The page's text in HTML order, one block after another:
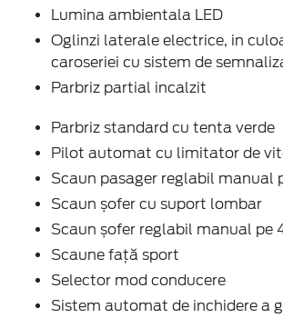
Lumina ambientala LED
Oglinzi laterale electrice, in
caroseriei cu sistem de
Parbriz partial incalzit
Parbriz standard cu tenta verde
Pilot automat cu limitator de
Scaun pasager reglabil manual
Scaun șofer cu suport lombar
Scaun șofer reglabil manual pe
Scaune față sport
Selector mod conducere
Sistem automat de inchidere a